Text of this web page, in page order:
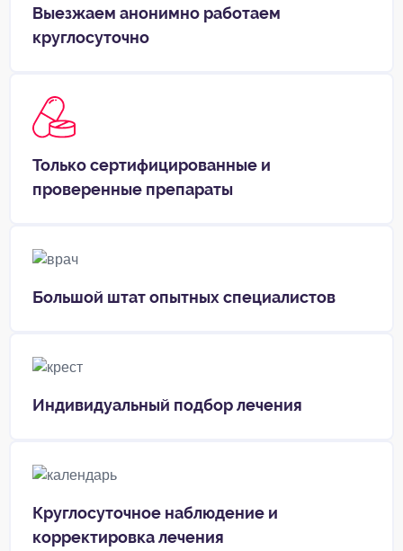
Выезжаем анонимно работаем
круглосуточно
Только сертифицированные и
проверенные препараты
Большой штат опытных специалистов
Индивидуальный подбор лечения
Круглосуточное наблюдение и
корректировка лечения